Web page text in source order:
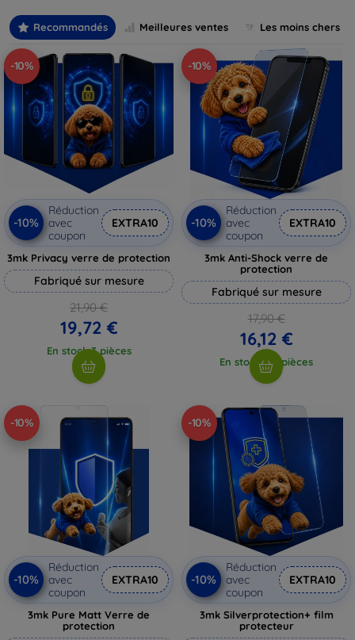
Recommandés Meilleures ventes Les moins chers
-10%
-10%
Réduction
avec
coupon
EXTRA10
3mk Privacy verre de protection
Fabriqué sur mesure
21,90 €
19,72 €
En stock 3 pièces
-10%
-10%
Réduction
avec
coupon
EXTRA10
3mk Anti-Shock verre de
protection
Fabriqué sur mesure
17,90 €
16,12 €
En stock > 5 pièces
-10%
-10%
Réduction
avec
coupon
EXTRA10
3mk Pure Matt Verre de
protection
-10%
-10%
Réduction
avec
coupon
EXTRA10
3mk Silverprotection+ film
protecteur